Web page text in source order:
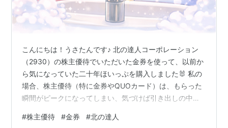
こんにちは！うさたんです♪ 北の達人コーポレーション
（2930）の株主優待でいただいた金券を使って、以前か
ら気になっていた二十年ほいっぷを購入しました🐰 私の
場合、株主優待（特に金券やQUOカード）は、もらった
瞬間がピークになってしまい、気づけば引き出しの中で
んと使いたい、無駄にしたくないという気持ちが強くあ
#株主優待 #金券 #北の達人